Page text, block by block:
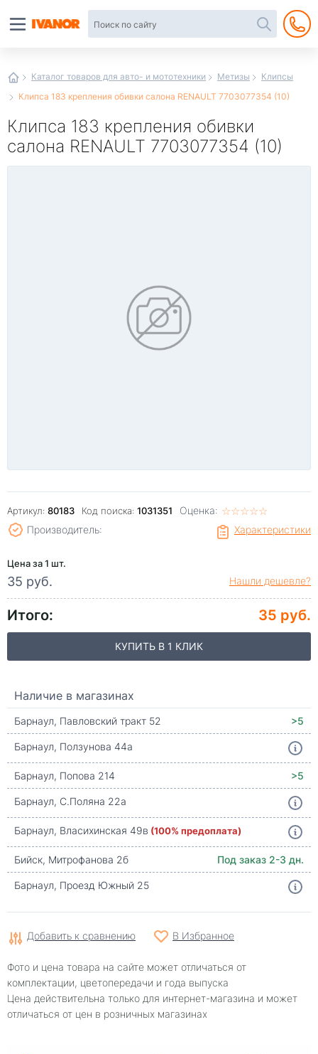
Каталог товаров для авто- и мототехники Метизы
Клипсы
Клипса 183 крепления обивки салона RENAULT 7703077354 (10)
Клипса 183 крепления обивки
салона RENAULT 7703077354 (10)
Артикул: 80183 Код поиска: 1031351 Оценка: ☆☆☆☆☆
★★★★★
Характеристики
Производитель:
Цена за 1 шт.
35 руб. Нашли дешевле?
Итого: 35 руб.
КУПИТЬ В 1 КЛИК
Наличие в магазинах
Барнаул, Павловский тракт 52
>5
Барнаул, Ползунова 44а
Барнаул, Попова 214
>5
Барнаул, С.Поляна 22а
Барнаул, Власихинская 49в (100% предоплата)
Бийск, Митрофанова 2б
Под заказ 2-3 дн.
Барнаул, Проезд Южный 25
Добавить к сравнению В Избранное
Фото и цена товара на сайте может отличаться от
комплектации, цветопередачи и года выпуска
Цена действительна только для интернет-магазина и может
отличаться от цен в розничных магазинах
интернет-